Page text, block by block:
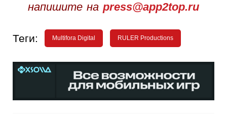
напишите на press@app2top.ru
Теги: Multifora Digital RULER Productions